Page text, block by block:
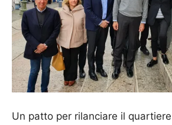
Un patto per rilanciare il